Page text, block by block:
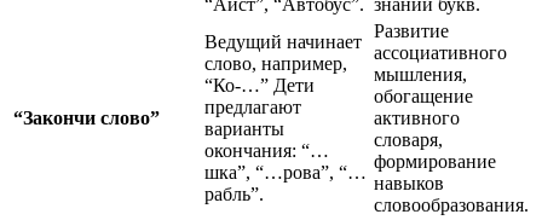
“Аист”, “Автобус”. знаний букв.
“Закончи слово”
Ведущий начинает
слово, например,
“Ко-…” Дети
предлагают
варианты
окончания: “…
шка”, “…рова”, “…
рабль”.
Развитие
ассоциативного
мышления,
обогащение
активного
словаря,
формирование
навыков
словообразования.